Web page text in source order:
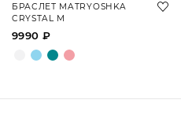
БРАСЛЕТ MATRYOSHKA
CRYSTAL M
9990 ₽